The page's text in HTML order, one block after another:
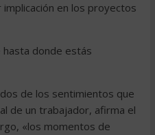
en los proyectos
hasta donde estás
de los sentimientos que
de un trabajador, afirma el
«los momentos de